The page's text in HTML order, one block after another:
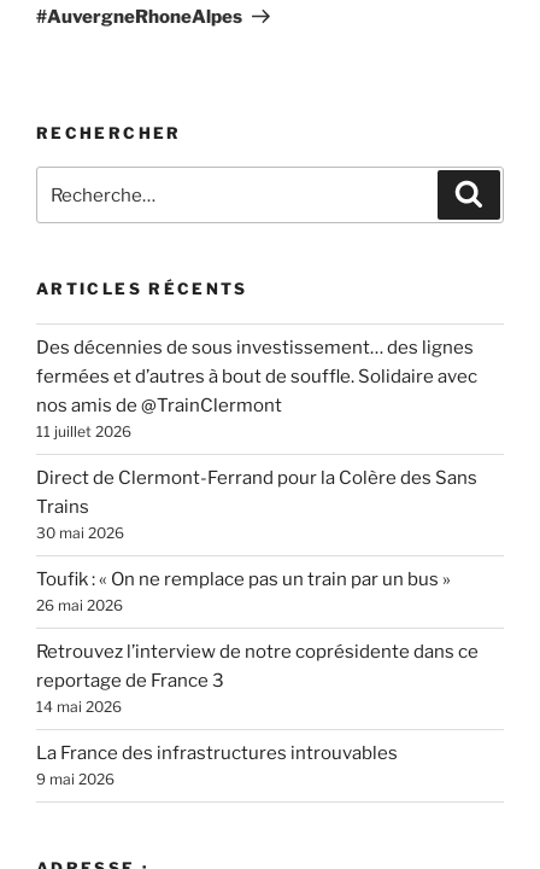
#AuvergneRhoneAlpes
RECHERCHER
pour
ARTICLES RÉCENTS
Des décennies de sous investissement… des lignes
fermées et d’autres à bout de souffle. Solidaire avec
nos amis de @TrainClermont
11 juillet 2026
Direct de Clermont-Ferrand pour la Colère des Sans
Trains
30 mai 2026
Toufik : « On ne remplace pas un train par un bus »
26 mai 2026
Retrouvez l’interview de notre coprésidente dans ce
reportage de France 3
14 mai 2026
La France des infrastructures introuvables
9 mai 2026